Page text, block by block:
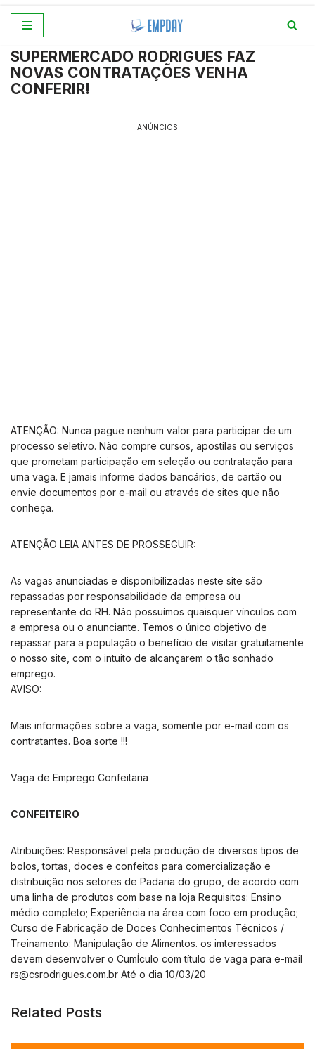
para
o
conteúdo
SUPERMERCADO RODRIGUES FAZ
NOVAS CONTRATAÇÕES VENHA
CONFERIR!
ANÚNCIOS
ATENÇÃO: Nunca pague nenhum valor para participar de um
processo seletivo. Não compre cursos, apostilas ou serviços
que prometam participação em seleção ou contratação para
uma vaga. E jamais informe dados bancários, de cartão ou
envie documentos por e-mail ou através de sites que não
conheça.
ATENÇÃO LEIA ANTES DE PROSSEGUIR:
As vagas anunciadas e disponibilizadas neste site são
repassadas por responsabilidade da empresa ou
representante do RH. Não possuímos quaisquer vínculos com
a empresa ou o anunciante. Temos o único objetivo de
repassar para a população o benefício de visitar gratuitamente
o nosso site, com o intuito de alcançarem o tão sonhado
emprego.
AVISO:
Mais informações sobre a vaga, somente por e-mail com os
contratantes. Boa sorte !!!
Vaga de Emprego Confeitaria
CONFEITEIRO
Atribuições: Responsável pela produção de diversos tipos de
bolos, tortas, doces e confeitos para comercialização e
distribuição nos setores de Padaria do grupo, de acordo com
uma linha de produtos com base na loja Requisitos: Ensino
médio completo; Experiência na área com foco em produção;
Curso de Fabricação de Doces Conhecimentos Técnicos /
Treinamento: Manipulação de Alimentos. os imteressados ​​
devem desenvolver o CumÍculo com título de vaga para e-mail
rs@csrodrigues.com.br Até o dia 10/03/20
Related Posts